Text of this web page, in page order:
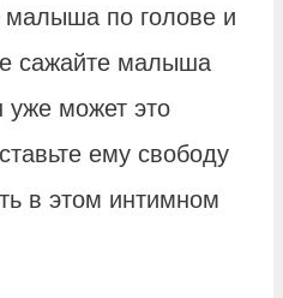
малыша по голове и
сажайте малыша
уже может это
ему свободу
в этом интимном